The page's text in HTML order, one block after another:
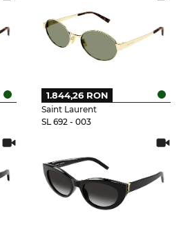
Saint Laurent
SL 692 - 003
1.844,26 RON